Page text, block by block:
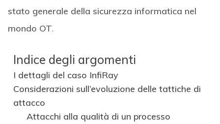
stato generale della sicurezza informatica nel
mondo OT.
Indice degli argomenti
I dettagli del caso InfiRay
Considerazioni sull’evoluzione delle tattiche di
attacco
Attacchi alla qualità di un processo